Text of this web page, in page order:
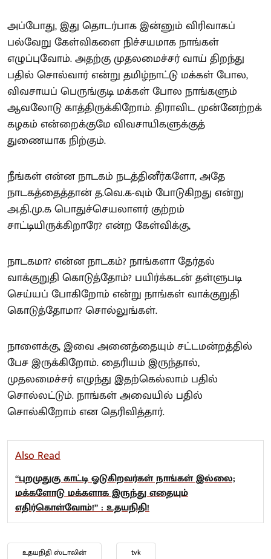
அப்போது, இது தொடர்பாக இன்னும் விரிவாகப்
பல்வேறு கேள்விகளை நிச்சயமாக நாங்கள்
எழுப்புவோம். அதற்கு முதலமைச்சர் வாய் திறந்து
பதில் சொல்வார் என்று தமிழ்நாட்டு மக்கள் போல,
விவசாயப் பெருங்குடி மக்கள் போல நாங்களும்
ஆவலோடு காத்திருக்கிறோம். திராவிட முன்னேற்றக்
கழகம் என்றைக்குமே விவசாயிகளுக்குத்
துணையாக நிற்கும்.
நீங்கள் என்ன நாடகம் நடத்தினீர்களோ, அதே
நாடகத்தைத்தான் த.வெ.க-வும் போடுகிறது என்று
அ.தி.மு.க பொதுச்செயலாளர் குற்றம்
சாட்டியிருக்கிறாரே? என்ற கேள்விக்கு,
நாடகமா? என்ன நாடகம்? நாங்களா தேர்தல்
வாக்குறுதி கொடுத்தோம்? பயிர்க்கடன் தள்ளுபடி
செய்யப் போகிறோம் என்று நாங்கள் வாக்குறுதி
கொடுத்தோமா? சொல்லுங்கள்.
நாளைக்கு, இவை அனைத்தையும் சட்டமன்றத்தில்
பேச இருக்கிறோம். தைரியம் இருந்தால்,
முதலமைச்சர் எழுந்து இதற்கெல்லாம் பதில்
சொல்லட்டும். நாங்கள் அவையில் பதில்
சொல்கிறோம் என தெரிவித்தார்.
Also Read
“புறமுதுகு காட்டி ஓடுகிறவர்கள் நாங்கள் இல்லை;
மக்களோடு மக்களாக இருந்து எதையும்
எதிர்கொள்வோம்!” : உதயநிதி!
உதயநிதி ஸ்டாலின் tvk